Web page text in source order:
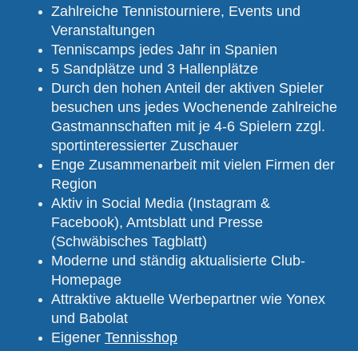
Zahlreiche Tennistourniere, Events und
Veranstaltungen
Tenniscamps jedes Jahr in Spanien
5 Sandplätze und 3 Hallenplätze
Durch den hohen Anteil der aktiven Spieler
besuchen uns jedes Wochenende zahlreiche
Gastmannschaften mit je 4-6 Spielern zzgl.
sportinteressierter Zuschauer
Enge Zusammenarbeit mit vielen Firmen der
Region
Aktiv in Social Media (Instagram &
Facebook), Amtsblatt und Presse
(Schwäbisches Tagblatt)
Moderne und ständig aktualisierte Club-
Homepage
Attraktive aktuelle Werbepartner wie Yonex
und Babolat
Eigener Tennisshop